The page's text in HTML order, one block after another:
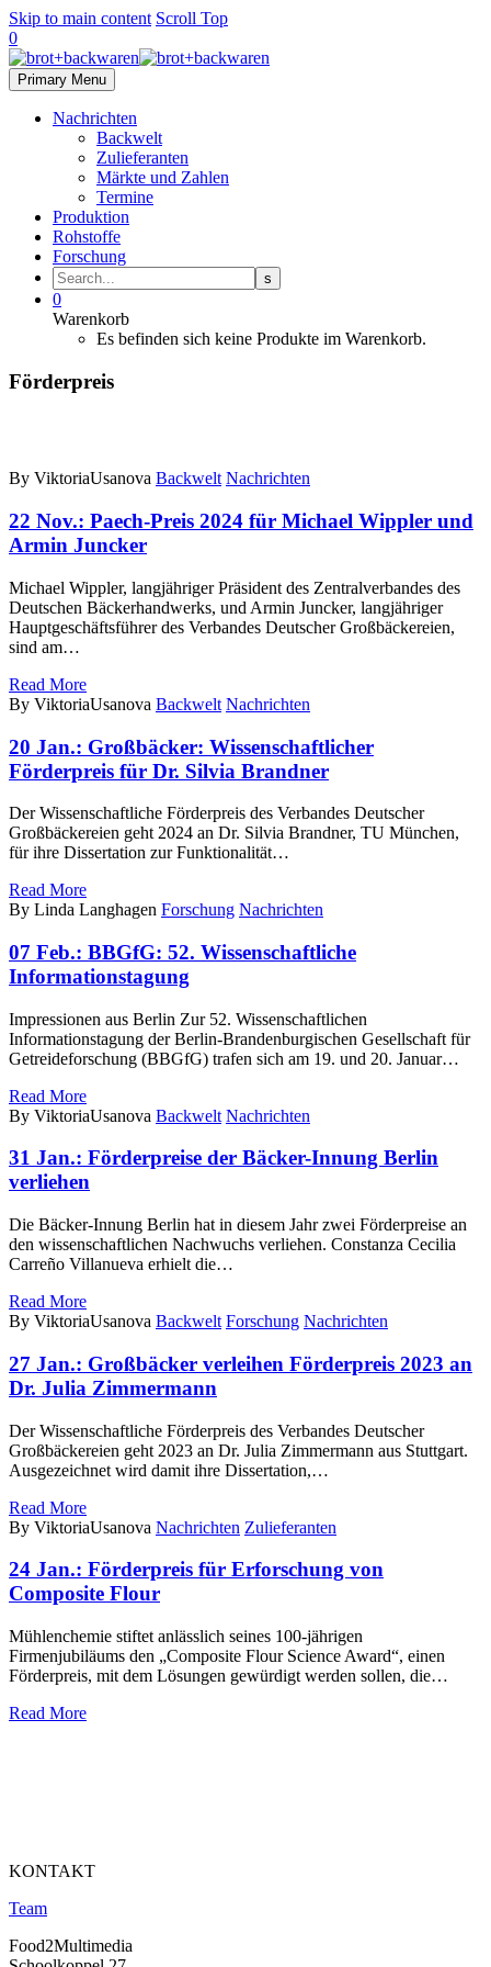
Skip to main content Scroll Top
0
Primary Menu
Nachrichten
Backwelt
Zulieferanten
Märkte und Zahlen
Termine
Produktion
Rohstoffe
Forschung
0
Warenkorb
Es befinden sich keine Produkte im Warenkorb.
Förderpreis
By ViktoriaUsanova Backwelt Nachrichten
22 Nov.: Paech-Preis 2024 für Michael Wippler und
Armin Juncker
Michael Wippler, langjähriger Präsident des Zentralverbandes des
Deutschen Bäckerhandwerks, und Armin Juncker, langjähriger
Hauptgeschäftsführer des Verbandes Deutscher Großbäckereien,
sind am…
Read More
By ViktoriaUsanova Backwelt Nachrichten
20 Jan.: Großbäcker: Wissenschaftlicher
Förderpreis für Dr. Silvia Brandner
Der Wissenschaftliche Förderpreis des Verbandes Deutscher
Großbäckereien geht 2024 an Dr. Silvia Brandner, TU München,
für ihre Dissertation zur Funktionalität…
Read More
By Linda Langhagen Forschung Nachrichten
07 Feb.: BBGfG: 52. Wissenschaftliche
Informationstagung
Impressionen aus Berlin Zur 52. Wissenschaftlichen
Informationstagung der Berlin-Brandenburgischen Gesellschaft für
Getreideforschung (BBGfG) trafen sich am 19. und 20. Januar…
Read More
By ViktoriaUsanova Backwelt Nachrichten
31 Jan.: Förderpreise der Bäcker-Innung Berlin
verliehen
Die Bäcker-Innung Berlin hat in diesem Jahr zwei Förderpreise an
den wissenschaftlichen Nachwuchs verliehen. Constanza Cecilia
Carreño Villanueva erhielt die…
Read More
By ViktoriaUsanova Backwelt Forschung Nachrichten
27 Jan.: Großbäcker verleihen Förderpreis 2023 an
Dr. Julia Zimmermann
Der Wissenschaftliche Förderpreis des Verbandes Deutscher
Großbäckereien geht 2023 an Dr. Julia Zimmermann aus Stuttgart.
Ausgezeichnet wird damit ihre Dissertation,…
Read More
By ViktoriaUsanova Nachrichten Zulieferanten
24 Jan.: Förderpreis für Erforschung von
Composite Flour
Mühlenchemie stiftet anlässlich seines 100-jährigen
Firmenjubiläums den „Composite Flour Science Award“, einen
Förderpreis, mit dem Lösungen gewürdigt werden sollen, die…
Read More
KONTAKT
Team
Food2Multimedia